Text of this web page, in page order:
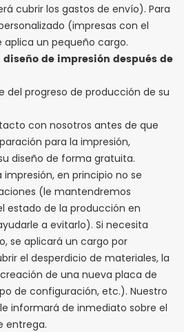
cubrir los gastos de envío). Para
(impresas con el
un pequeño cargo.
de impresión después de
del progreso de producción de su
con nosotros antes de que
para la impresión,
diseño de forma gratuita.
impresión, en principio no se
(le mantendremos
estado de la producción en
a evitarlo). Si necesita
se aplicará un cargo por
el desperdicio de materiales, la
de una nueva placa de
de configuración, etc.). Nuestro
informará de inmediato sobre el
entrega.